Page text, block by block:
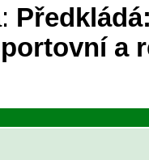
a